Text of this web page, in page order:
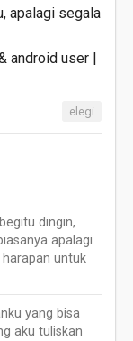
apalagi segala
android user |
elegi
dingin,
apalagi
untuk
yang bisa
aku tuliskan